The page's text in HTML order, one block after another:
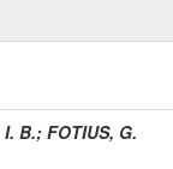
I. B.; FOTIUS, G.